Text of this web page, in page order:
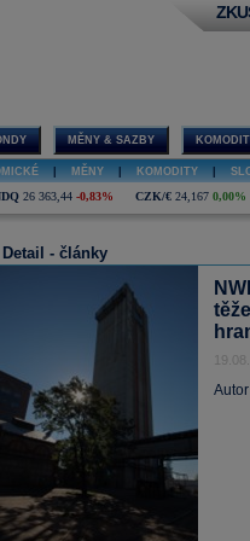
MĚNY & SAZBY
MĚNY KOMODITY
26 363,44 -0,83% CZK/€ 24,167 0,00%
Detail - články